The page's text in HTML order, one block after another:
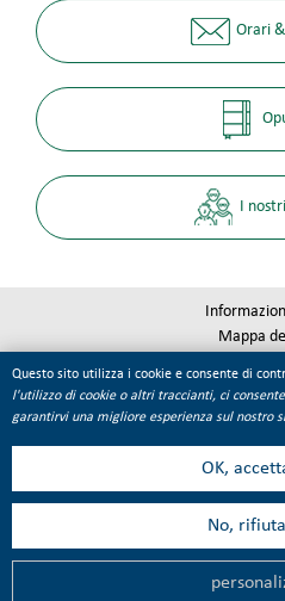
Orari
I
Mappa
Gestione
Questo sito utilizza i cookie e consente di
l'utilizzo di cookie o altri traccianti, ci
garantirvi una migliore esperienza sul nostro
OK,
No,